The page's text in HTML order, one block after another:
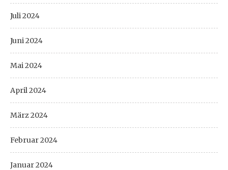
Juli 2024
Juni 2024
Mai 2024
April 2024
März 2024
Februar 2024
Januar 2024